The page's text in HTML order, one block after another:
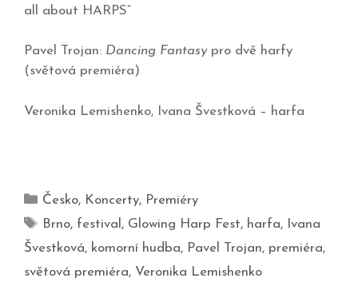
all about HARPS“
Pavel Trojan: Dancing Fantasypro dvě harfy
(světová premiéra)
Veronika Lemishenko, Ivana Švestková – harfa
Česko, Koncerty, Premiéry
Brno, festival , Glowing Harp Fest, harfa, Ivana
Švestková, komorní hudba, Pavel Trojan, premiéra,
světová premiéra, Veronika Lemishenko